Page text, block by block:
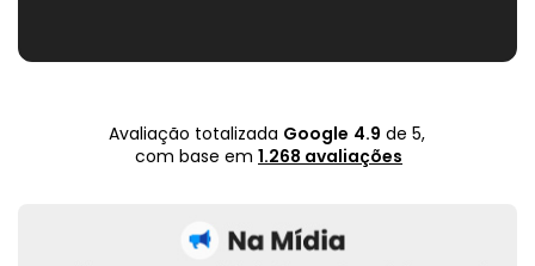
Avaliação totalizada Google 4.9 de 5,
com base em 1.268 avaliações